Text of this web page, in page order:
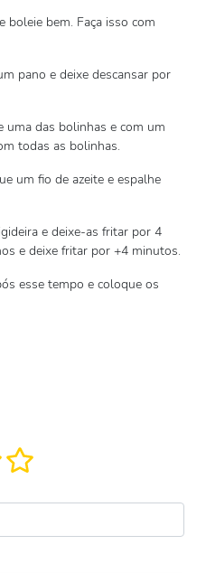
boleie bem. Faça isso com
pano e deixe descansar por
uma das bolinhas e com um
todas as bolinhas.
um fio de azeite e espalhe
e deixe-as fritar por 4
e deixe fritar por +4 minutos.
esse tempo e coloque os